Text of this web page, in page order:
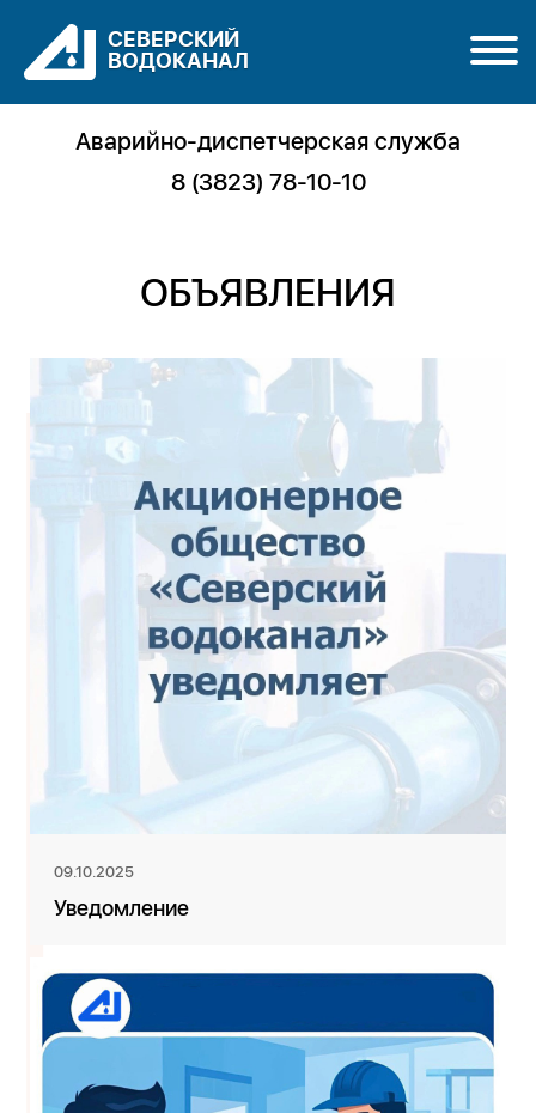
Аварийно-диспетчерская служба
8 (3823) 78-10-10
СЕВЕРСКИЙ
ВОДОКАНАЛ
ОБЪЯВЛЕНИЯ
09.10.2025
Уведомление